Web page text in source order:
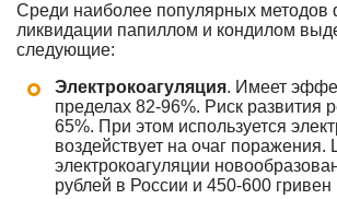
Среди наиболее популярных методов
ликвидации папиллом и кондилом
следующие:
Электрокоагуляция. Имеет
пределах 82-96%. Риск развития
65%. При этом используется
воздействует на очаг поражения.
электрокоагуляции
рублей в России и 450-600 гривен